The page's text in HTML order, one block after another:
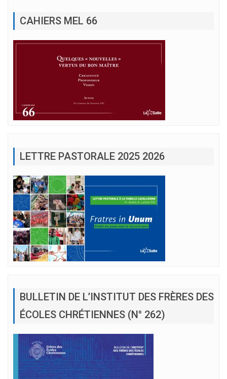
CAHIERS MEL 66
LETTRE PASTORALE 2025 2026
BULLETIN DE L’INSTITUT DES FRÈRES DES
ÉCOLES CHRÉTIENNES (N° 262)